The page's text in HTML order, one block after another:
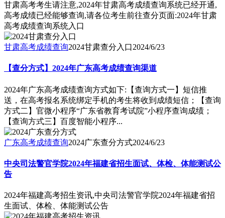
甘肃高考考生请注意,2024年甘肃高考成绩查询系统已经开通,
高考成绩已经能够查询,请各位考生前往查分页面:2024年甘肃
高考成绩查询系统入口
甘肃高考成绩查询2024甘肃查分入口2024/6/23
【查分方式】2024年广东高考成绩查询渠道
2024年广东高考成绩查询方式如下:【查询方式一】短信推
送，在高考报名系统绑定手机的考生将收到成绩短信；【查询
方式二】官微小程序“广东省教育考试院”小程序查询成绩；
【查询方式三】百度智能小程序...
广东高考成绩查询2024广东查分方式2024/6/23
中央司法警官学院2024年福建省招生面试、体检、体能测试公
告
2024年福建高考招生资讯,中央司法警官学院2024年福建省招
生面试、体检、体能测试公告